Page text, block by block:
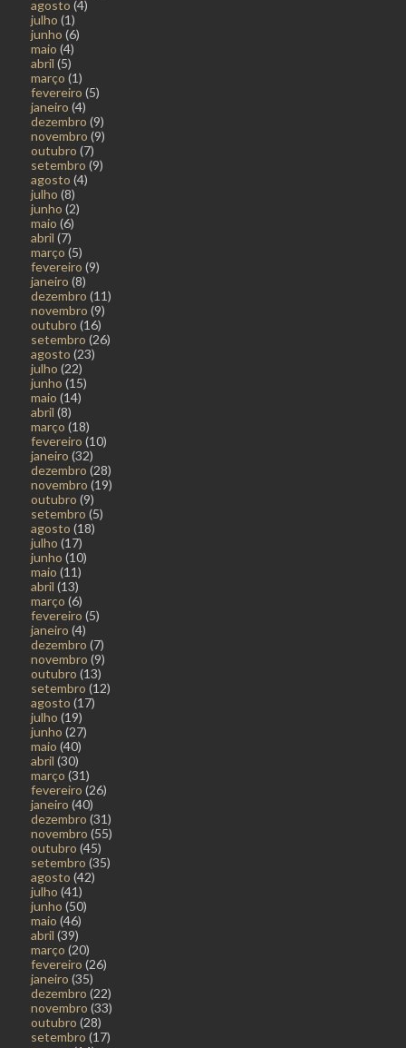
agosto (4)
julho (1)
junho (6)
maio (4)
abril (5)
março (1)
fevereiro (5)
janeiro (4)
dezembro (9)
novembro (9)
outubro (7)
setembro (9)
agosto (4)
julho (8)
junho (2)
maio (6)
abril (7)
março (5)
fevereiro (9)
janeiro (8)
dezembro (11)
novembro (9)
outubro (16)
setembro (26)
agosto (23)
julho (22)
junho (15)
maio (14)
abril (8)
março (18)
fevereiro (10)
janeiro (32)
dezembro (28)
novembro (19)
outubro (9)
setembro (5)
agosto (18)
julho (17)
junho (10)
maio (11)
abril (13)
março (6)
fevereiro (5)
janeiro (4)
dezembro (7)
novembro (9)
outubro (13)
setembro (12)
agosto (17)
julho (19)
junho (27)
maio (40)
abril (30)
março (31)
fevereiro (26)
janeiro (40)
dezembro (31)
novembro (55)
outubro (45)
setembro (35)
agosto (42)
julho (41)
junho (50)
maio (46)
abril (39)
março (20)
fevereiro (26)
janeiro (35)
dezembro (22)
novembro (33)
outubro (28)
setembro (17)